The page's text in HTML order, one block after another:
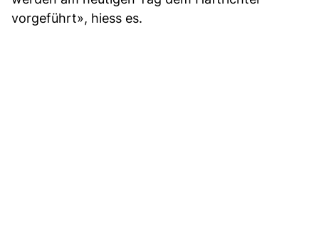
vorgeführt», hiess es.